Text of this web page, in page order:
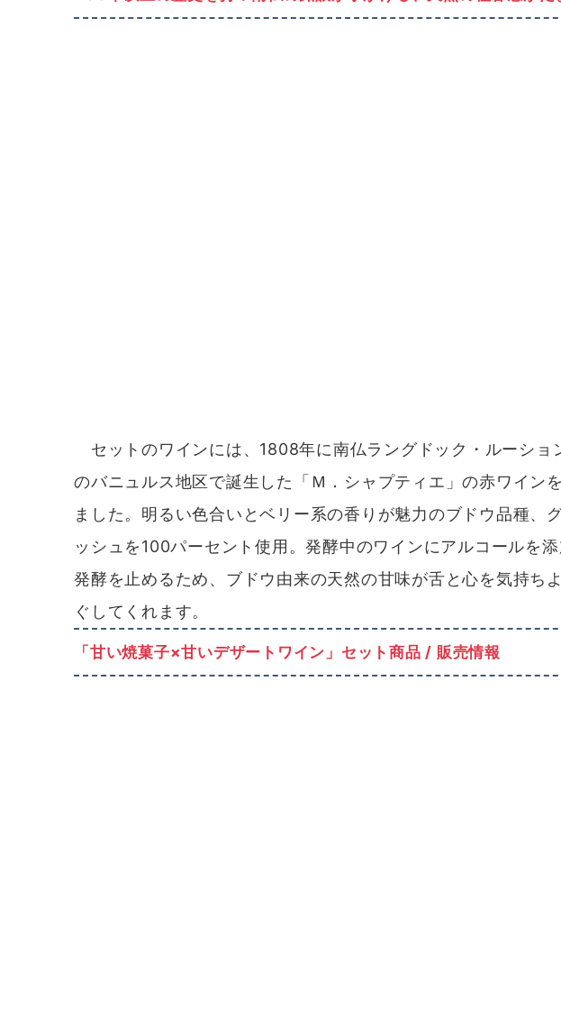
セットのワインには、1808年に南仏ラングドック・ルーショ
のバニュルス地区で誕生した「Ｍ．シャプティエ」の赤ワイン
ました。明るい色合いとベリー系の香りが魅力のブドウ品種、
ッシュを100パーセント使用。発酵中のワインにアルコールを添
発酵を止めるため、ブドウ由来の天然の甘味が舌と心を気持ち
ぐしてくれます。
「甘い焼菓子×甘いデザートワイン」セット商品 / 販売情報